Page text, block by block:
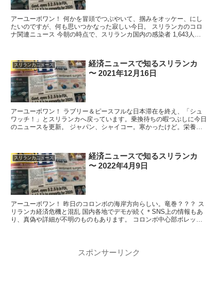
アーユーボワン！ 何かを冒頭でつぶやいて、掴みをオッケー、にし
たいのですが、何も思いつかなった寂しい今日。 スリランカのコロ
ナ関連ニュース 今朝の時点で、スリランカ国内の感染者 1,643人
スリランカニュース
経済ニュースで知るスリランカ
〜 2021年12月16日
アーユーボワン！ ラブリー＆ピースフルな日本滞在を終え、「シュ
ワッチ！」とスリランカへ戻っています。乗換待ちの暇つぶしに今日
のニュースを更新。 ジャパン、シャイコー。寒かったけど。栄養と
スリランカニュース
経済ニュースで知るスリランカ
〜 2022年4月9日
アーユーボワン！ 昨日のコロンボの海岸方向らしい。竜巻？？？ ス
リランカ経済危機と混乱 国内各地でデモが続く＊SNS上の情報もあ
り、真偽や詳細が不明のものもあります。 コロンボ中心部ボレッラ
スポンサーリンク